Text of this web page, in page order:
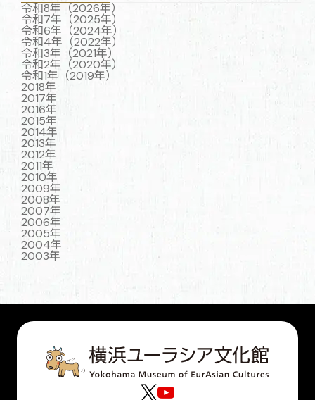
令和8年（2026年）
令和7年（2025年）
令和6年（2024年）
令和4年（2022年）
令和3年（2021年）
令和2年（2020年）
令和1年（2019年）
2018年
2017年
2016年
2015年
2014年
2013年
2012年
2011年
2010年
2009年
2008年
2007年
2006年
2005年
2004年
2003年